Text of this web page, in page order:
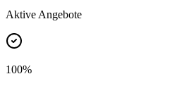
Aktive Angebote
100%